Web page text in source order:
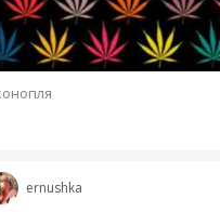
ernushka